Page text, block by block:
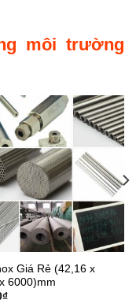
môi trường
Giá Rẻ (42,16 x
6000)mm
₫